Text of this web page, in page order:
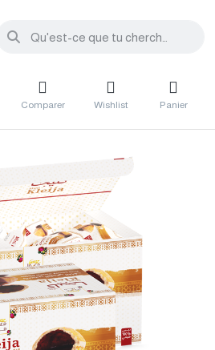
Comparer Wishlist Panier